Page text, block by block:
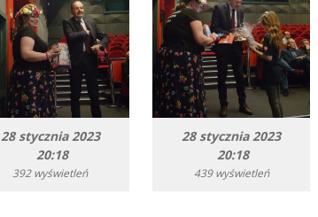
28 stycznia 2023
20:18
392 wyświetleń
28 stycznia 2023
20:18
439 wyświetleń